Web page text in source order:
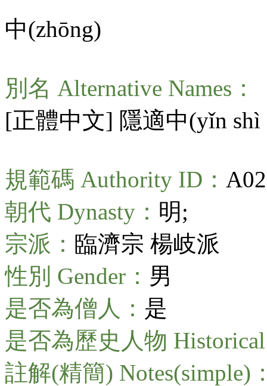
中(zhōng)
別名 Alternative Names：
[正體中文] 隱適中(yǐn shì
規範碼 Authority ID：
朝代 Dynasty： 明;
宗派： 臨濟宗 楊岐派
性別 Gender： 男
是否為僧人： 是
是否為歷史人物 Historical
註解(精簡) Notes(simple)